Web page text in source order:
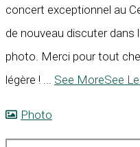
concert exceptionnel au
de nouveau discuter dans
photo. Merci pour tout
légère !
See MoreSee
Photo